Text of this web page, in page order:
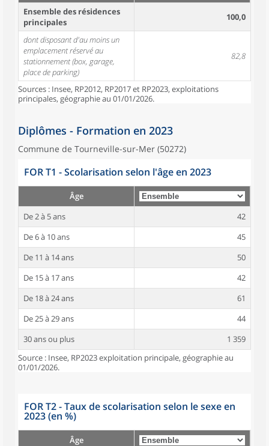
Ensemble des résidences
principales
100,0
dont disposant d'au moins un
emplacement réservé au
stationnement (box, garage,
place de parking)
82,8
Sources : Insee, RP2012, RP2017 et RP2023, exploitations
principales, géographie au 01/01/2026.
Diplômes - Formation en 2023
Commune de Tourneville-sur-Mer (50272)
FOR T1 - Scolarisation selon l'âge en 2023
Âge
De 2 à 5 ans
42
De 6 à 10 ans
45
De 11 à 14 ans
50
De 15 à 17 ans
42
De 18 à 24 ans
61
De 25 à 29 ans
44
30 ans ou plus
1 359
Source : Insee, RP2023 exploitation principale, géographie au
01/01/2026.
FOR T2 - Taux de scolarisation selon le sexe en
2023 (en %)
Âge